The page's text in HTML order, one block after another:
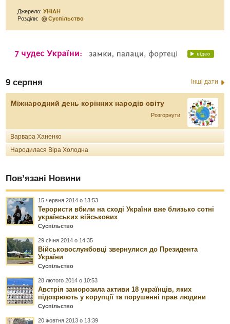
Джерело:УНІАН
Розділи:
Суспільство
9 серпня Інші дати
Міжнародний день корінних народів світу
Розгорнути
Варвара Ханенко
Народилася Віра Холодна
Пов’язані Новини
15 червня 2014 о 13:53
Терористи вбили на сході України вже близько сотні
українських військових
Суспільство
29 січня 2014 о 14:35
Військовослужбовці звернулися до Президента
України
Суспільство
28 лютого 2014 о 10:53
Австрія заморозила активи 18 українців, яких
підозрюють у корупції та порушенні прав людини
Суспільство
20 жовтня 2013 о 13:39